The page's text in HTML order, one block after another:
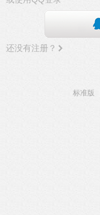
还没有注册？
标准版